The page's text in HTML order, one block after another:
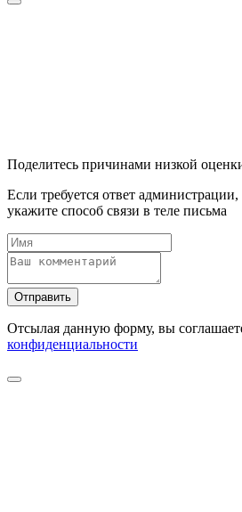
Поделитесь причинами низкой
Если требуется ответ администрации,
укажите способ связи в теле письма
Отправить
Отсылая данную форму, вы
конфиденциальности